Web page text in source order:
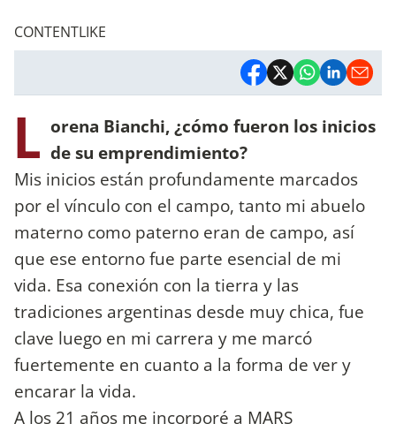
CONTENTLIKE
L orena Bianchi, ¿cómo fueron los inicios
de su emprendimiento?
Mis inicios están profundamente marcados
por el vínculo con el campo, tanto mi abuelo
materno como paterno eran de campo, así
que ese entorno fue parte esencial de mi
vida. Esa conexión con la tierra y las
tradiciones argentinas desde muy chica, fue
clave luego en mi carrera y me marcó
fuertemente en cuanto a la forma de ver y
encarar la vida.
A los 21 años me incorporé a MARS